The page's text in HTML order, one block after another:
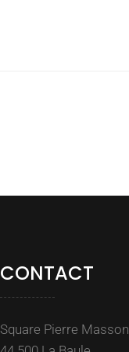
CONTACT
Square Pierre Masson